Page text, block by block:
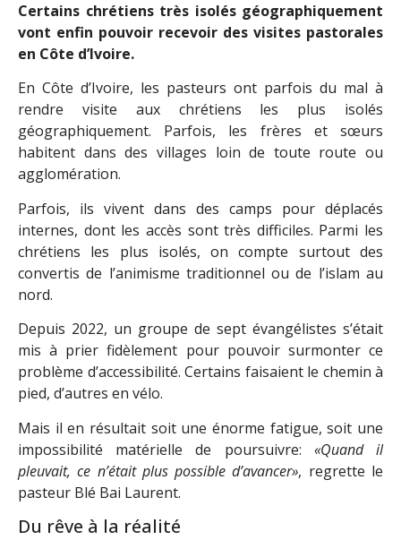
Certains chrétiens très isolés géographiquement
vont enfin pouvoir recevoir des visites pastorales
en Côte d’Ivoire.
En Côte d’Ivoire, les pasteurs ont parfois du mal à
rendre visite aux chrétiens les plus isolés
géographiquement. Parfois, les frères et sœurs
habitent dans des villages loin de toute route ou
agglomération.
Parfois, ils vivent dans des camps pour déplacés
internes, dont les accès sont très difficiles. Parmi les
chrétiens les plus isolés, on compte surtout des
convertis de l’animisme traditionnel ou de l’islam au
nord.
Depuis 2022, un groupe de sept évangélistes s’était
mis à prier fidèlement pour pouvoir surmonter ce
problème d’accessibilité. Certains faisaient le chemin à
pied, d’autres en vélo.
Mais il en résultait soit une énorme fatigue, soit une
impossibilité matérielle de poursuivre: «Quand il
pleuvait, ce n’était plus possible d’avancer», regrette le
pasteur Blé Bai Laurent.
Du rêve à la réalité